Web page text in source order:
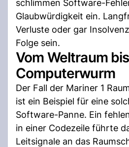
schlimmen Software-
Glaubwürdigkeit ein.
Verluste oder gar
Folge sein.
Vom Weltraum
Computerwurm
Der Fall der Mariner 1
ist ein Beispiel für eine
Software-Panne. Ein
in einer Codezeile führte
Leitsignale an das